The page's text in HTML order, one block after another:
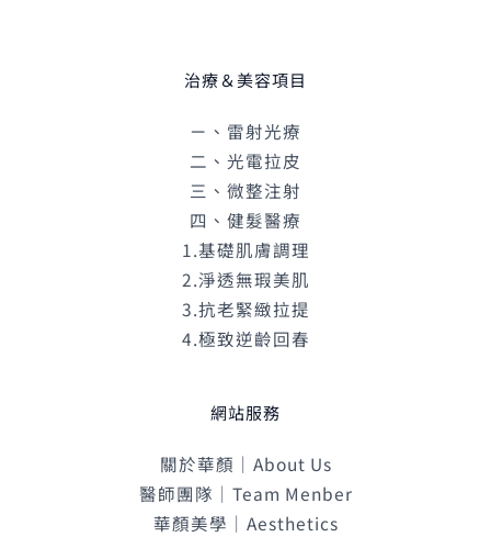
治療＆美容項目
ㄧ、雷射光療
二、光電拉皮
三、微整注射
四、健髮醫療
1.基礎肌膚調理
2.淨透無瑕美肌
3.抗老緊緻拉提
4.極致逆齡回春
網站服務
關於華顏｜About Us
醫師團隊｜Team Menber
華顏美學｜Aesthetics